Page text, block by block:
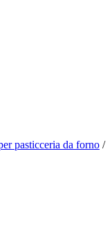
pasticceria da forno /